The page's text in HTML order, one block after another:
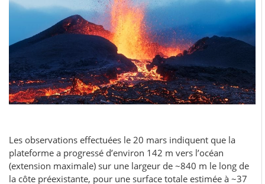
Les observations effectuées le 20 mars indiquent que la
plateforme a progressé d’environ 142 m vers l’océan
(extension maximale) sur une largeur de ~840 m le long de
la côte préexistante, pour une surface totale estimée à ~37